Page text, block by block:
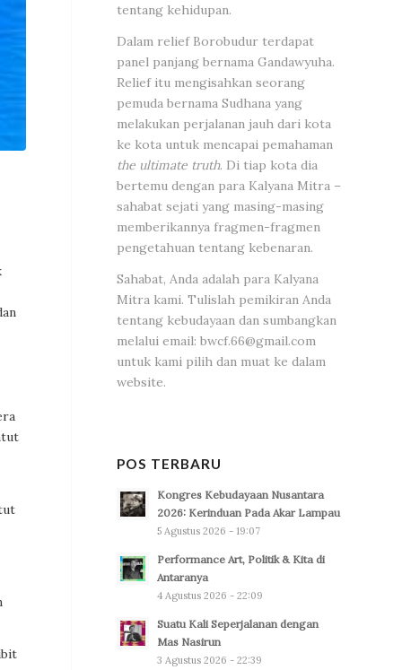
tentang kehidupan.
Dalam relief Borobudur terdapat
panel panjang bernama Gandawyuha.
Relief itu mengisahkan seorang
pemuda bernama Sudhana yang
melakukan perjalanan jauh dari kota
ke kota untuk mencapai pemahaman
the ultimate truth. Di tiap kota dia
bertemu dengan para Kalyana Mitra –
sahabat sejati yang masing-masing
memberikannya fragmen-fragmen
pengetahuan tentang kebenaran.
Sahabat, Anda adalah para Kalyana
Mitra kami. Tulislah pemikiran Anda
tentang kebudayaan dan sumbangkan
melalui email: bwcf.66@gmail.com
untuk kami pilih dan muat ke dalam
website.
POS TERBARU
Kongres Kebudayaan Nusantara
2026: Kerinduan Pada Akar Lampau
5 Agustus 2026 - 19:07
Performance Art, Politik & Kita di
Antaranya
4 Agustus 2026 - 22:09
Suatu Kali Seperjalanan dengan
Mas Nasirun
3 Agustus 2026 - 22:39